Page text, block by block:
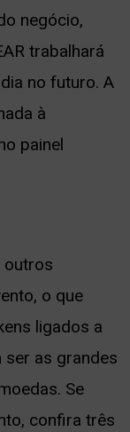
negócio,
trabalhará
no futuro. A
à
painel
outros
o que
ligados a
ser as grandes
Se
confira três